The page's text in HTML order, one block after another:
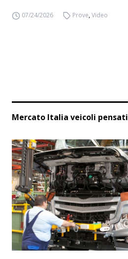
07/24/2026 Prove,Video
Mercato Italia veicoli pensati